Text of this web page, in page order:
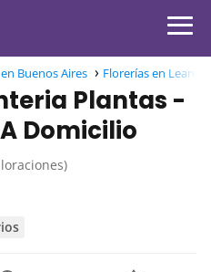
Buenos Aires Florerías en
Plantas -
Domicilio